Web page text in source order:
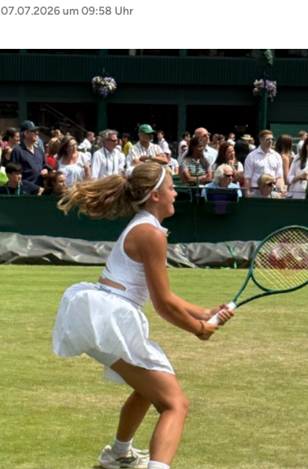
07.07.2026 um 09:58 Uhr